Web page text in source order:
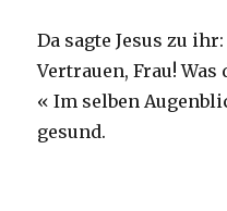
Da sagte Jesus zu
Vertrauen, Frau!
« Im selben
gesund.